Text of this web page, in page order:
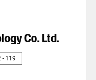
Co. Ltd.
- 119